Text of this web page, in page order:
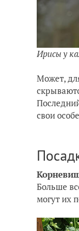
Ирисы у
Может,
свои
Больше
могут их